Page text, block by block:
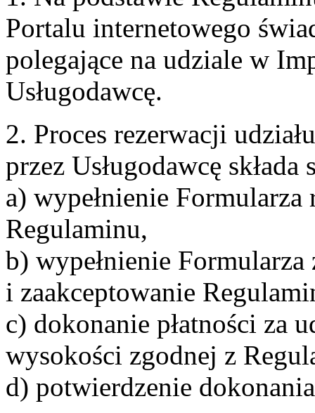
Portalu internetowego
polegające na udziale w
Usługodawcę.
2. Proces rezerwacji
przez Usługodawcę
a) wypełnienie
Regulaminu,
b) wypełnienie Formularza
i zaakceptowanie
c) dokonanie płatności za
wysokości zgodnej z
d) potwierdzenie